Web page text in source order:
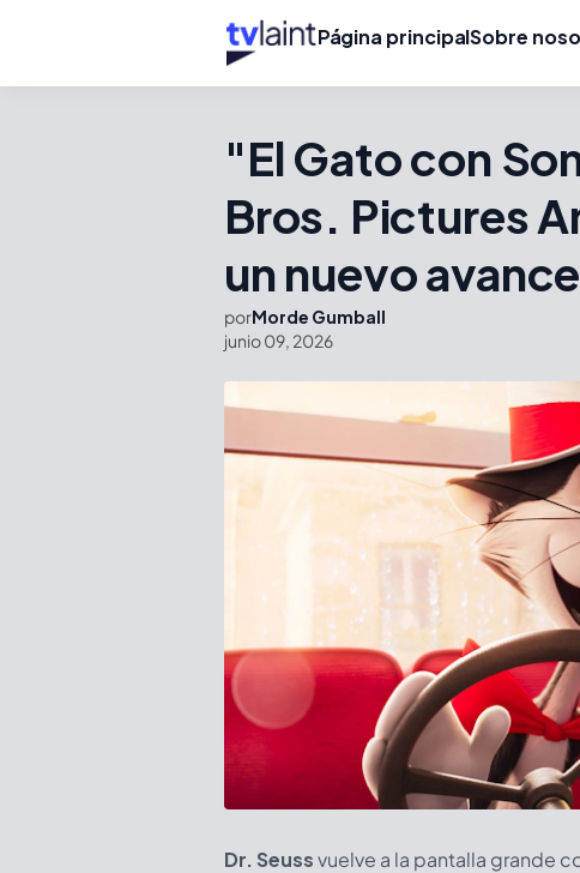
Página principalSobre
"El Gato con
Bros. Pictures
un nuevo avance
porMorde Gumball
junio 09, 2026
Dr. Seussvuelve a la pantalla grande